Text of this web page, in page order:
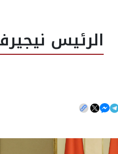
الرئيس